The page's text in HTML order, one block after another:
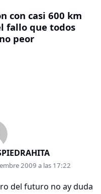
con casi 600 km
fallo que todos
peor
2009 a las 17:22
del futuro no ay duda